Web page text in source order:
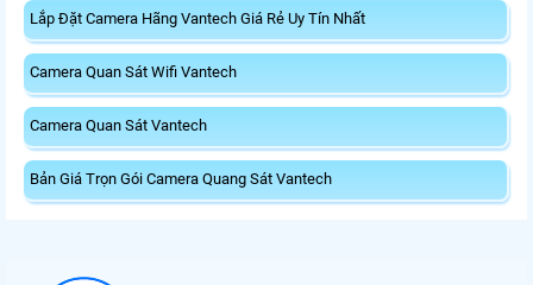
Lắp Đặt Camera Hãng Vantech Giá Rẻ Uy Tín Nhất
Camera Quan Sát Wifi Vantech
Camera Quan Sát Vantech
Bản Giá Trọn Gói Camera Quang Sát Vantech